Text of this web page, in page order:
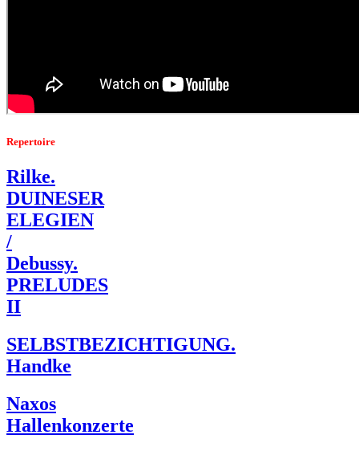
Repertoire
Rilke.
DUINESER
ELEGIEN
/
Debussy.
PRELUDES
II
SELBSTBEZICHTIGUNG.
Handke
Naxos
Hallenkonzerte